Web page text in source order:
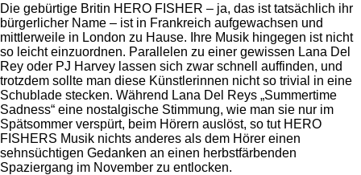
Die gebürtige Britin HERO FISHER – ja, das ist tatsächlich ihr
bürgerlicher Name – ist in Frankreich aufgewachsen und
mittlerweile in London zu Hause. Ihre Musik hingegen ist nicht
so leicht einzuordnen. Parallelen zu einer gewissen Lana Del
Rey oder PJ Harvey lassen sich zwar schnell auffinden, und
trotzdem sollte man diese Künstlerinnen nicht so trivial in eine
Schublade stecken. Während Lana Del Reys „Summertime
Sadness“ eine nostalgische Stimmung, wie man sie nur im
Spätsommer verspürt, beim Hörern auslöst, so tut HERO
FISHERS Musik nichts anderes als dem Hörer einen
sehnsüchtigen Gedanken an einen herbstfärbenden
Spaziergang im November zu entlocken.